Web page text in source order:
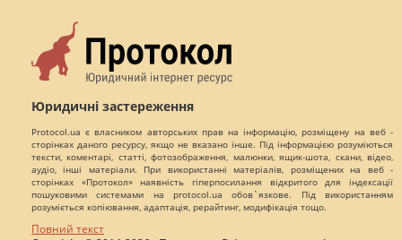
Юридичні застереження
Protocol.ua є власником авторських прав на інформацію, розміщену на веб -
сторінках даного ресурсу, якщо не вказано інше. Під інформацією розуміються
тексти, коментарі, статті, фотозображення, малюнки, ящик-шота, скани, відео,
аудіо, інші матеріали. При використанні матеріалів, розміщених на веб -
сторінках «Протокол» наявність гіперпосилання відкритого для індексації
пошуковими системами на protocol.ua обов`язкове. Під використанням
розуміється копіювання, адаптація, рерайтинг, модифікація тощо.
Повний текст